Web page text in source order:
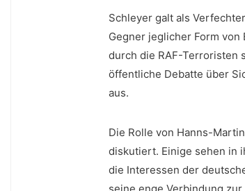
Schleyer galt als
‍Gegner ⁣jeglicher Form
durch die RAF-Terroristen
öffentliche Debatte über
aus.
Die Rolle von Hanns-
diskutiert. Einige ‌sehen ⁤in
die Interessen der⁢
seine‍ enge Verbindung zur